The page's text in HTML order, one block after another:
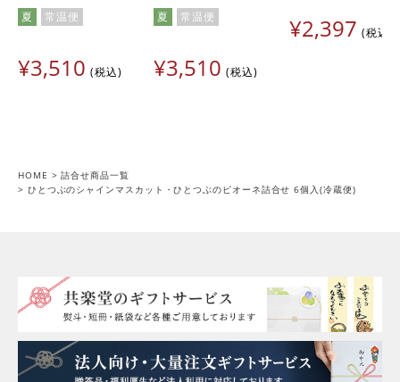
夏 常温便
¥3,510 税込
夏 常温便
¥3,510 税込
¥2,397 税込
HOME
詰合せ商品一覧
ひとつぶのシャインマスカット・ひとつぶのピオーネ詰合せ 6個入(冷蔵便)